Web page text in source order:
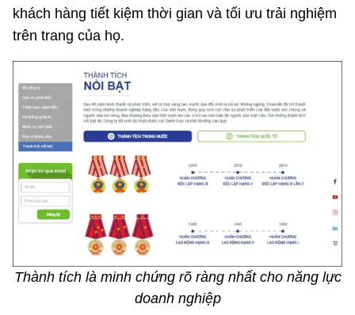
khách hàng tiết kiệm thời gian và tối ưu trải nghiệm
trên trang của họ.
Thành tích là minh chứng rõ ràng nhất cho năng lực
doanh nghiệp